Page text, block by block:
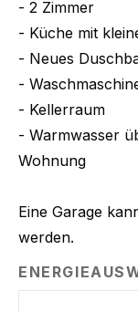
- 2 Zimmer
- Küche mit
- Neues
-
- Kellerraum
- Warmwasser
Wohnung
Eine Garage
werden.